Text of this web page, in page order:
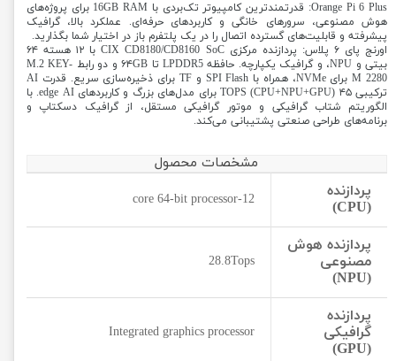
Orange Pi 6 Plus: قدرتمندترین کامپیوتر تک‌بردی با 16GB RAM برای پروژه‌های
هوش مصنوعی، سرورهای خانگی و کاربردهای حرفه‌ای. عملکرد بالا، گرافیک
پیشرفته و قابلیت‌های گسترده اتصال را در یک پلتفرم باز در اختیار شما بگذارید.
اورنج پای ۶ پلاس: پردازنده مرکزی CIX CD8180/CD8160 SoC با ۱۲ هسته ۶۴
بیتی و NPU، و گرافیک یکپارچه. حافظه LPDDR5 تا ۶۴GB و دو رابط M.2 KEY-
M 2280 برای NVMe، همراه با SPI Flash و TF برای ذخیره‌سازی سریع. قدرت AI
ترکیبی ۴۵ TOPS (CPU+NPU+GPU) برای مدل‌های بزرگ و کاربردهای edge AI. با
الگوریتم شتاب گرافیکی و موتور گرافیکی مستقل، از گرافیک دسکتاپ و
برنامه‌های طراحی صنعتی پشتیبانی می‌کند.
مشخصات محصول
پردازنده
(CPU)
12-core 64-bit processor
پردازنده هوش
مصنوعی
(NPU)
28.8Tops
پردازنده
گرافیکی
(GPU)
Integrated graphics processor